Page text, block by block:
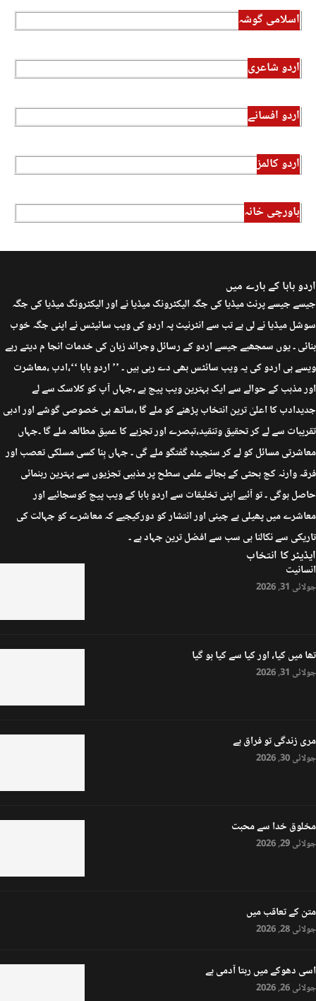
اسلامی گوشہ
اردو شاعری
اردو افسانے
اردو کالمز
باورچی خانہ
اردو بابا کے بارے میں
جیسے جیسے پرنٹ میڈیا کی جگہ الیکٹرونک میڈیا نے اور الیکٹرونگ میڈیا کی جگہ
سوشل میڈیا نے لی ہے تب سے انٹرنیٹ پہ اردو کی ویب سائیٹس نے اپنی جگہ خوب
بنائی ۔ یوں سمجھیے جیسے اردو کے رسائل وجرائد زبان کی خدمات انجا م دیتے رہے
ویسے ہی اردو کی یہ ویب سائٹس بھی دے رہی ہیں ۔ ’’ اردو بابا ‘‘،ادب ،معاشرت
اور مذہب کے حوالے سے ایک بہترین ویب پیج ہے ،جہاں آپ کو کلاسک سے لے
جدیدادب کا اعلیٰ ترین انتخاب پڑھنے کو ملے گا ،ساتھ ہی خصوصی گوشے اور ادبی
تقریبات سے لے کر تحقیق وتنقید،تبصرے اور تجزیے کا عمیق مطالعہ ملے گا ۔جہاں
معاشرتی مسائل کو لے کر سنجیدہ گفتگو ملے گی ۔ جہاں بِنا کسی مسلکی تعصب اور
فرقہ وارنہ کج بحثی کے بجائے علمی سطح پر مذہبی تجزیوں سے بہترین رہنمائی
حاصل ہوگی ۔ تو آئیے اپنی تخلیقات سے اردو بابا کے ویب پیج کوسجائیے اور
معاشرے میں پھیلی بے چینی اور انتشار کو دورکیجیے کہ معاشرے کو جہالت کی
تاریکی سے نکالنا ہی سب سے افضل ترین جہاد ہے ۔
ایڈیٹر کا انتخاب
انسانیت
جولائی 31, 2026
تھا میں کیا، اور کیا سے کیا ہو گیا
جولائی 31, 2026
مری زندگی تو فراق ہے
جولائی 30, 2026
مخلوق خدا سے محبت
جولائی 29, 2026
متن کے تعاقب میں
جولائی 28, 2026
اسی دھوکے میں رہتا آدمی ہے
جولائی 26, 2026